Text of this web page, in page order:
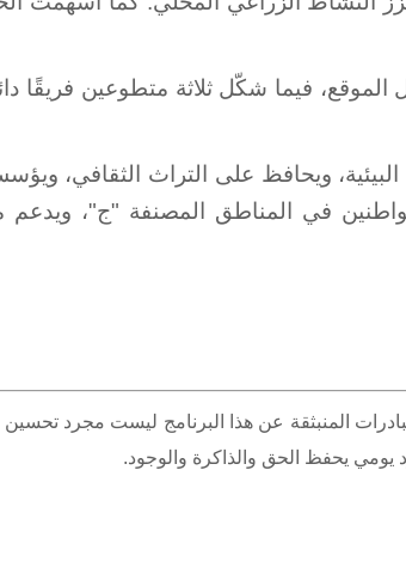
العمل التطوعي لتنظيف وتأهيل الموقع، فيما شكّل ثلاثة متطوعين
ويحافظ على التراث الثقافي،
في المناطق المصنفة "ج"، ويدعم
المنبثقة عن هذا البرنامج ليست مجرد تحسين
يحفظ الحق والذاكرة والوجود.